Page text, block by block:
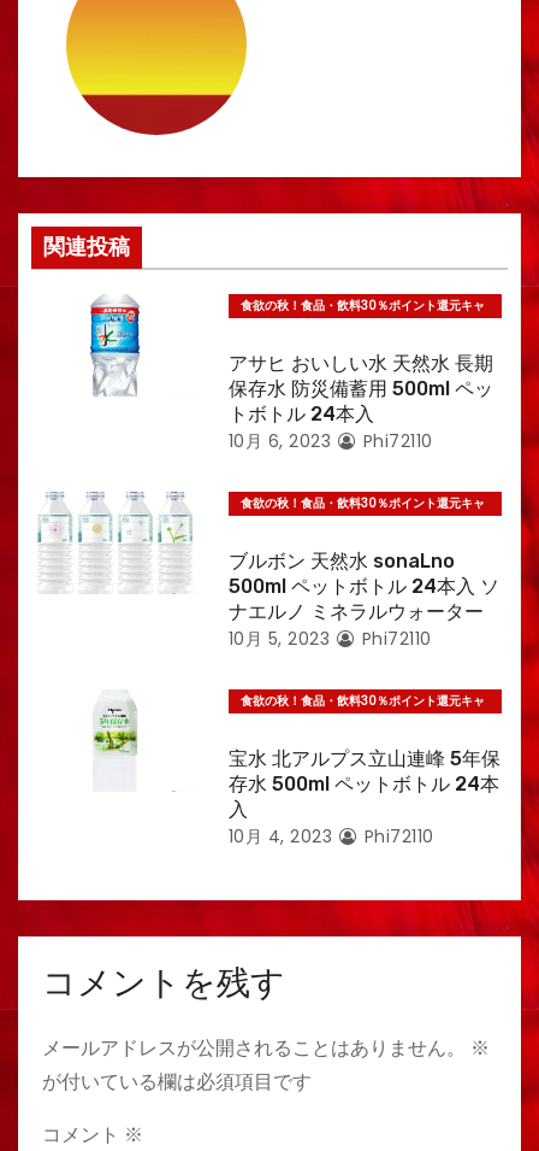
ー
シ
ン
関連投稿
食欲の秋！食品・飲料30％ポイント還元キャ
アサヒ おいしい水 天然水 長期
保存水 防災備蓄用 500ml ペッ
トボトル 24本入
10月 6, 2023 Phi72110
食欲の秋！食品・飲料30％ポイント還元キャ
ブルボン 天然水 sonaLno
500ml ペットボトル 24本入 ソ
ナエルノ ミネラルウォーター
10月 5, 2023 Phi72110
食欲の秋！食品・飲料30％ポイント還元キャ
宝水 北アルプス立山連峰 5年保
存水 500ml ペットボトル 24本
入
10月 4, 2023 Phi72110
コメントを残す
メールアドレスが公開されることはありません。
※
が付いている欄は必須項目です
コメント ※